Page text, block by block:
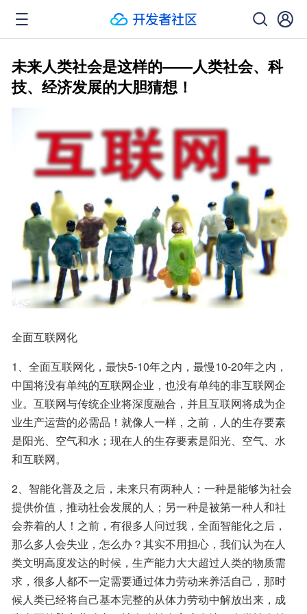
未来人类社会是这样的——人类社会、科
技、经济发展的大胆猜想！
全面互联网化
1、全面互联网化，最快5-10年之内，最慢10-20年之内，
中国将没有单纯的互联网企业，也没有单纯的非互联网企
业。互联网与传统企业将深度融合，并且互联网将成为企
业生产运营的必需品！就像人一样，之前，人的生存要素
是阳光、空气和水；现在人的生存要素是阳光、空气、水
和互联网。
2、智能化普及之后，未来只有两种人：一种是能够为社会
提供价值，推动社会发展的人；另一种是被第一种人和社
会养着的人！之前，有很多人问过我，全面智能化之后，
那么多人会失业，怎么办？其实不用担心，我们认为在人
类文明高度发达的时候，生产能力大大超过人类的物质需
求，很多人都不一定需要通过体力劳动来养活自己，那时
候人类已经将自己基本完整的从体力劳动中解放出来，成